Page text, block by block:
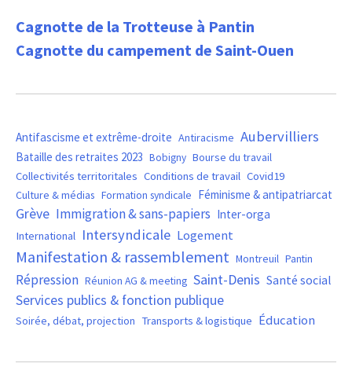
Cagnotte de la Trotteuse à Pantin
Cagnotte du campement de Saint-Ouen
Antifascisme et extrême-droite Antiracisme Aubervilliers
Bataille des retraites 2023 Bobigny Bourse du travail
Collectivités territoritales Conditions de travail Covid19
Culture & médias Formation syndicale Féminisme & antipatriarcat
Grève Immigration & sans-papiers Inter-orga
International Intersyndicale Logement
Manifestation & rassemblement Montreuil Pantin
Répression Réunion AG & meeting Saint-Denis Santé social
Services publics & fonction publique
Soirée, débat, projection Transports & logistique Éducation